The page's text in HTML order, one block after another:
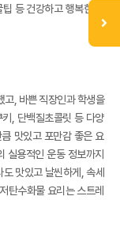
등 건강하고 행복한 다
고, 바쁜 직장인과 학생을
, 단백질초콜릿 등 다양
맛있고 포만감 좋은 요
실용적인 운동 정보까지
맛있고 날씬하게, 속세
탄수화물 요리는 스트레